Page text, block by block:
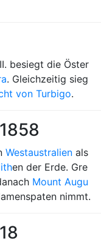
besiegt die Öster
. Gleichzeitig sieg
von Turbigo.
Westaustralien als
en der Erde. Gre
Mount Augu
nimmt.